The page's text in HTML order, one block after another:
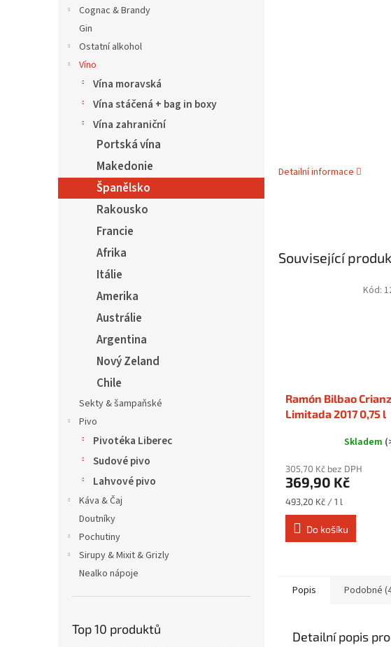
Cognac & Brandy
Gin
Ostatní alkohol
Víno
Vína moravská
Vína stáčená + bag in boxy
Vína zahraniční
Portská vína
Makedonie
Španělsko
Rakousko
Francie
Afrika
Itálie
Amerika
Austrálie
Argentina
Nový Zeland
Chile
Sekty & šampaňské
Pivo
Pivotéka Liberec
Sudové pivo
Lahvové pivo
Káva & Čaj
Doutníky
Pochutiny
Sirupy & Mixit & Grizly
Nealko nápoje
Top 10 produktů
Detailní informace
Související
Ramón Bilbao
Limitada 2017 0,75 l
Skladem
305,70 Kč bez DPH
369,90 Kč
Měrná
cena:
493,20 Kč / 1 l
Do košíku
Kód:
Popis Podobné
Detailní popis